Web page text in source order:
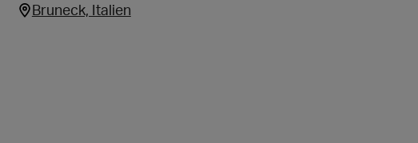
Bruneck, Italien